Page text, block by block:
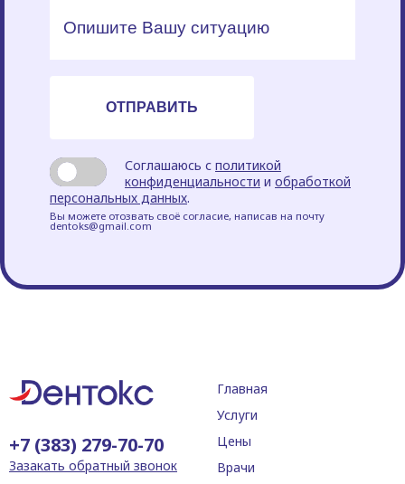
Соглашаюсь с политикой
конфиденциальности и обработкой
персональных данных.
Вы можете отозвать своё согласие, написав на почту
dentoks@gmail.com
+7 (383) 279-70-70
Зазакать обратный звонок
Главная
Услуги
Цены
Врачи